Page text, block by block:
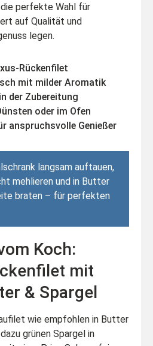
perfekte Wahl für
auf Qualität und
legen.
Rückenfilet
mit milder Aromatik
der Zubereitung
oder im Ofen
anspruchsvolle Genießer
langsam auftauen,
mehlieren und in Butter
braten – für perfekten
Koch:
mit
& Spargel
wie empfohlen in Butter
grünen Spargel in